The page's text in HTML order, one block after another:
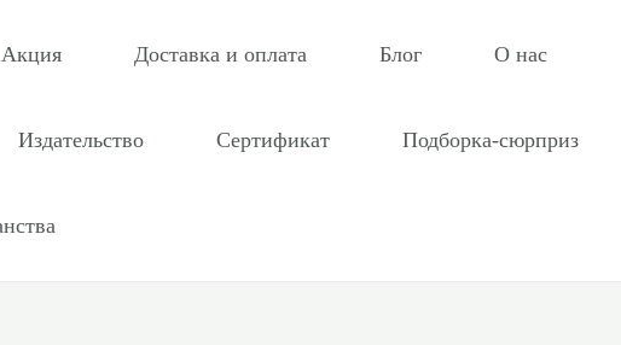
Акция Доставка и оплата Блог О нас
Издательство Сертификат Подборка-сюрприз